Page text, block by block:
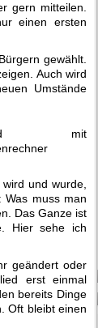
gern mitteilen.
einen ersten
gewählt.
Auch wird
Umstände
und wurde,
muss man
Das Ganze ist
Hier sehe ich
geändert oder
erst einmal
bereits Dinge
Oft bleibt einen